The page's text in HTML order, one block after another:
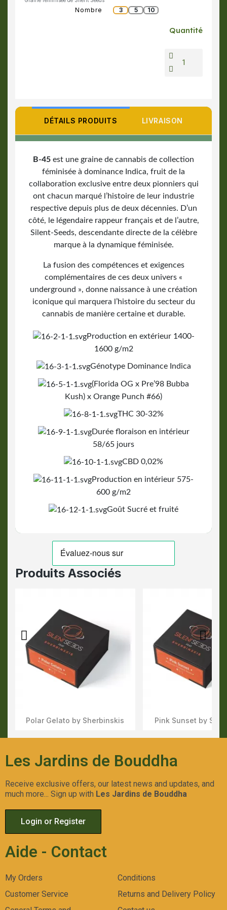
Nombre 3 5 10
Quantité
DÉTAILS PRODUITS LIVRAISON
B-45 est une graine de cannabis de collection
féminisée à dominance Indica, fruit de la
collaboration exclusive entre deux pionniers qui
ont chacun marqué l’histoire de leur industrie
respective depuis plus de deux décennies. D’un
côté, le légendaire rappeur français et de l’autre,
Silent-Seeds, descendante directe de la célèbre
marque à la dynamique féminisée.
La fusion des compétences et exigences
complémentaires de ces deux univers «
underground », donne naissance à une création
iconique qui marquera l’histoire du secteur du
cannabis de manière certaine et durable.
Production en extérieur 1400-
1600 g/m2
Génotype Dominance Indica
(Florida OG x Pre’98 Bubba
Kush) x Orange Punch #66)
THC 30-32%
Durée floraison en intérieur
58/65 jours
CBD 0,02%
Production en intérieur 575-
600 g/m2
Goût Sucré et fruité
Produits Associés
Aperçu Rapide
Polar Gelato by Sherbinskis Aperçu
Pink Sunset by
Les Jardins de Bouddha
Receive exclusive offers, our latest news and updates, and
much more... Sign up with Les Jardins de Bouddha
Login or Register
Aide - Contact
My Orders
Customer Service
Conditions
Returns and Delivery Policy